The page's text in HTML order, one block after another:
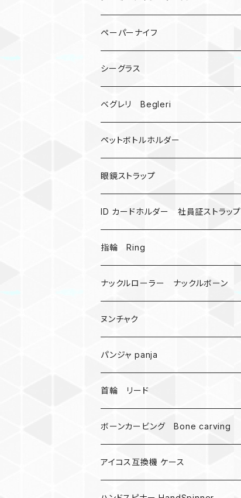
手裏剣
クロス十字架
ドリームキャッチャー
カウベル 熊鈴
昆虫
ミツバチ
AirTag
戦国武将、侍
悪魔の鍵
爬虫類、蛇
DNA 螺旋
受注作成_名入り、ネーム
ペーパーナイフ
シーグラス
ベグレリ Begleri
ペットボトルホルダー
眼鏡ストラップ
ID カードホルダー 社員証ストラップ
指輪 Ring
ナックルローラー ナックルボーン
ヌンチャク
パンジャ panja
首輪 リード
ボーンカービング Bone carving
アイコス互換機 ケース